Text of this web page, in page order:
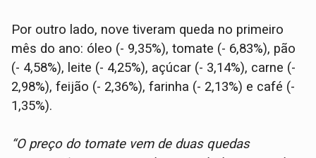
Por outro lado, nove tiveram queda no primeiro
mês do ano: óleo (- 9,35%), tomate (- 6,83%), pão
(- 4,58%), leite (- 4,25%), açúcar (- 3,14%), carne (-
2,98%), feijão (- 2,36%), farinha (- 2,13%) e café (-
1,35%).
“O preço do tomate vem de duas quedas